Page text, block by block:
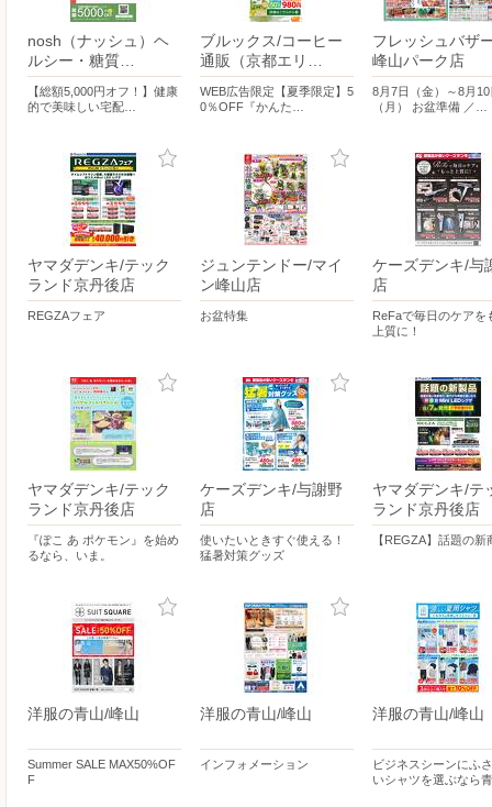
nosh（ナッシュ）ヘ
ルシー・糖質…
【総額5,000円オフ！】健康
的で美味しい宅配…
ブルックス/コーヒー
通販（京都エリ…
WEB広告限定【夏季限定】5
0％OFF『かんた…
フレッシュバザ
峰山パーク店
8月7日（金）～8月10
（月） お盆準備 ／…
ヤマダデンキ/テック
ランド京丹後店
REGZAフェア
ジュンテンドー/マイ
ン峰山店
お盆特集
ケーズデンキ/与
店
ReFaで毎日のケアを
上質に！
ヤマダデンキ/テック
ランド京丹後店
『ぽこ あ ポケモン』を始め
るなら、いま。
ケーズデンキ/与謝野
店
使いたいときすぐ使える！
猛暑対策グッズ
ヤマダデンキ/テ
ランド京丹後店
【REGZA】話題の新
洋服の青山/峰山
Summer SALE MAX50%OF
F
洋服の青山/峰山
インフォメーション
洋服の青山/峰山
ビジネスシーンにふ
いシャツを選ぶなら